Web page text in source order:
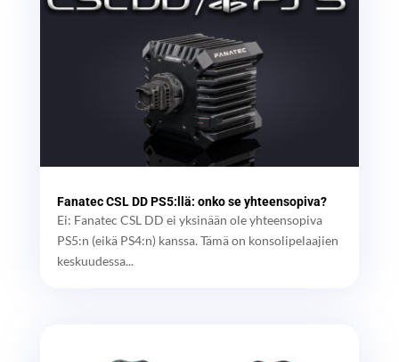
Fanatec CSL DD PS5:llä: onko se yhteensopiva?
Ei: Fanatec CSL DD ei yksinään ole yhteensopiva
PS5:n (eikä PS4:n) kanssa. Tämä on konsolipelaajien
keskuudessa...